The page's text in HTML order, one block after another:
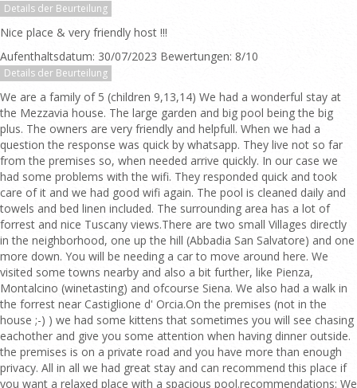
Details der Beurteilung
Nice place & very friendly host !!!
Aufenthaltsdatum: 30/07/2023 Bewertungen: 8/10
Details der Beurteilung
We are a family of 5 (children 9,13,14) We had a wonderful stay at
the Mezzavia house. The large garden and big pool being the big
plus. The owners are very friendly and helpfull. When we had a
question the response was quick by whatsapp. They live not so far
from the premises so, when needed arrive quickly. In our case we
had some problems with the wifi. They responded quick and took
care of it and we had good wifi again. The pool is cleaned daily and
towels and bed linen included. The surrounding area has a lot of
forrest and nice Tuscany views.There are two small Villages directly
in the neighborhood, one up the hill (Abbadia San Salvatore) and one
more down. You will be needing a car to move around here. We
visited some towns nearby and also a bit further, like Pienza,
Montalcino (winetasting) and ofcourse Siena. We also had a walk in
the forrest near Castiglione d' Orcia.On the premises (not in the
house ;-) ) we had some kittens that sometimes you will see chasing
eachother and give you some attention when having dinner outside.
the premises is on a private road and you have more than enough
privacy. All in all we had great stay and can recommend this place if
you want a relaxed place with a spacious pool.recommendations: We